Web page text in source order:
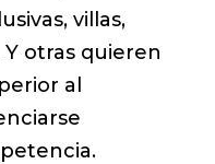
villas,
otras quieren
al